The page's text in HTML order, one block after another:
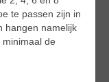
te passen zijn in
hangen namelijk
de